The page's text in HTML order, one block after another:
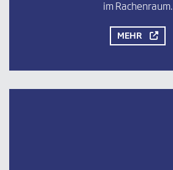
im Rachenraum.
MEHR